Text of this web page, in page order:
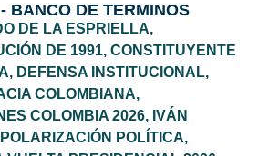
BANCO DE TERMINOS
DE LA ESPRIELLA,
DE 1991, CONSTITUYENTE
, DEFENSA INSTITUCIONAL,
COLOMBIANA,
COLOMBIA 2026, IVÁN
POLARIZACIÓN POLÍTICA,